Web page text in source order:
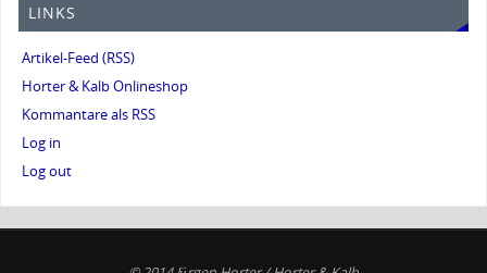
LINKS
Artikel-Feed (RSS)
Horter & Kalb Onlineshop
Kommantare als RSS
Log in
Log out